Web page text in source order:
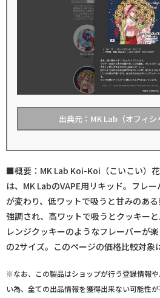
出典元：MK Lab（オフィシ
■概要：MK Lab Koi-Koi（こいこい）
は、MK LabのVAPE用リキッド。フレ
が変わり、低ワットで吸うと甘みのあ
強調され、高ワットで吸うとクッキー
レンジクッキーのようなフレーバーが
の2サイズ。このページの価格比較対象
※なお、この製品はショップが行う登録情報
い為、全ての出品情報を獲得出来ない可能性